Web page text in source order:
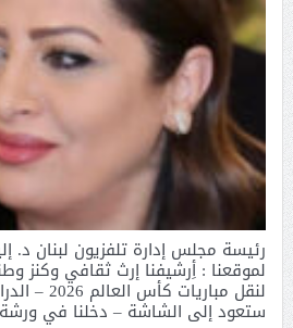
رئيسة مجلس إدارة تلفزيون لبنان د.
لموقعنا : أِرشيفنا إرث ثقافي وكنز
لنقل مباريات
ستعود إلى الشاشة – دخلنا في